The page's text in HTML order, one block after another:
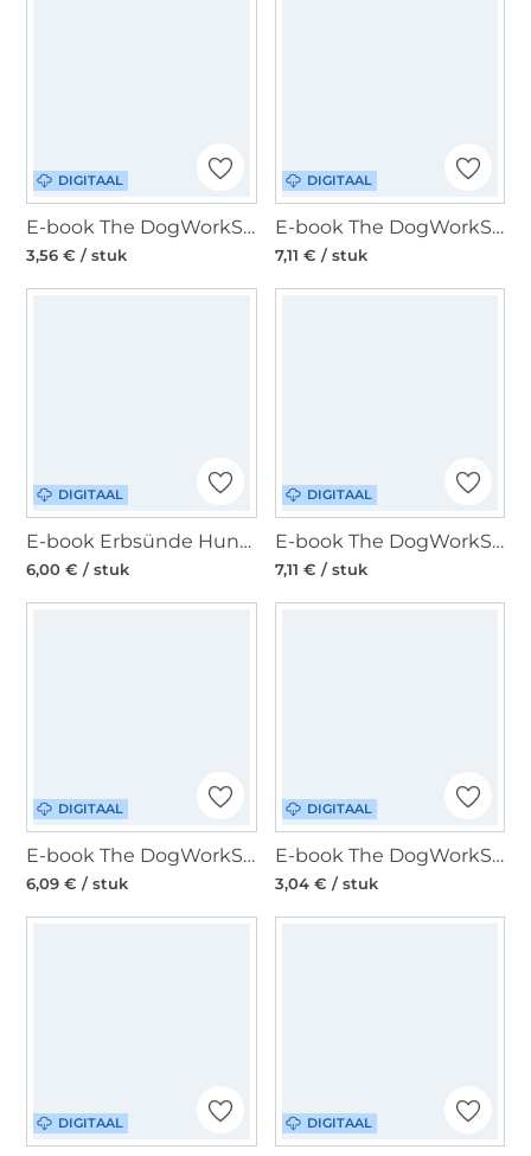
DIGITAAL
E-book The DogWorkShop Hundetasche Baggy, Duits
3,56 € / stuk
DIGITAAL
E-book The DogWorkShop Hundebademantel Towelie, Duits
7,11 € / stuk
DIGITAAL
E-book Erbsünde Hundetasche Maria, Duits
6,00 € / stuk
DIGITAAL
E-book The DogWorkShop Hundepullover Cozy, Duits
7,11 € / stuk
DIGITAAL
E-book The DogWorkShop Hundemantel Rainy, Duits
6,09 € / stuk
DIGITAAL
E-book The DogWorkShop Hundehalstuch Classic, Duits
3,04 € / stuk
DIGITAAL DIGITAAL